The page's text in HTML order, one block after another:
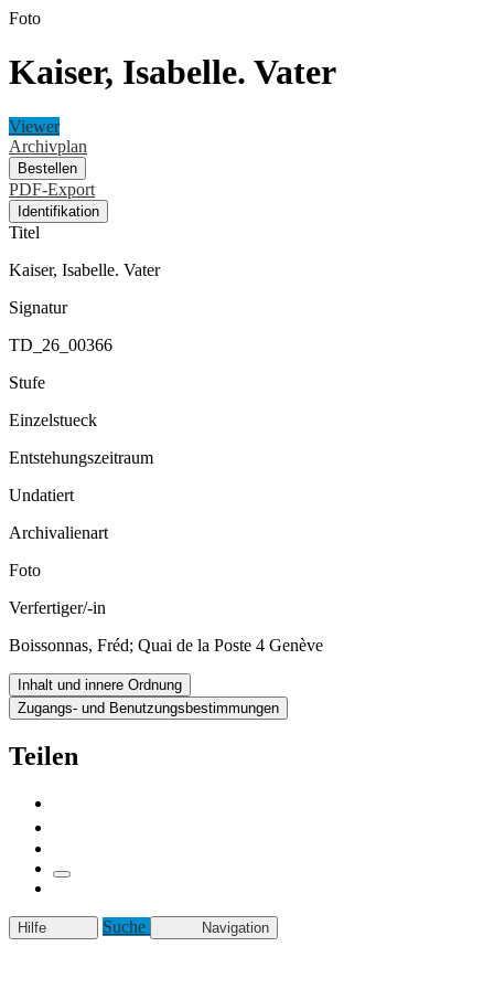
Foto
Kaiser, Isabelle. Vater
Viewer
Archivplan
Bestellen
PDF-Export
Identifikation
Titel
Kaiser, Isabelle. Vater
Signatur
TD_26_00366
Stufe
Einzelstueck
Entstehungszeitraum
Undatiert
Archivalienart
Foto
Verfertiger/-in
Boissonnas, Fréd; Quai de la Poste 4 Genève
Inhalt und innere Ordnung
Zugangs- und Benutzungsbestimmungen
Teilen
Hilfe Suche Navigation